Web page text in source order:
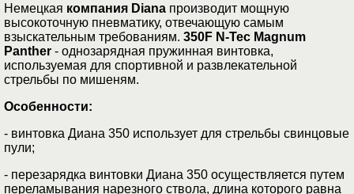
Немецкая компания Diana производит мощную
высокоточную пневматику, отвечающую самым
взыскательным требованиям. 350F N-Tec Magnum
Panther - однозарядная пружинная винтовка,
используемая для спортивной и развлекательной
стрельбы по мишеням.
Особенности:
- винтовка Диана 350 использует для стрельбы свинцовые
пули;
- перезарядка винтовки Диана 350 осуществляется путем
переламывания нарезного ствола, длина которого равна